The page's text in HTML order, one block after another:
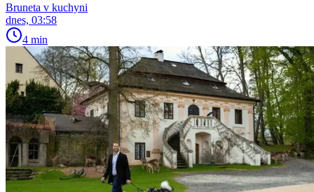
Bruneta v kuchyni
dnes, 03:58
4 min